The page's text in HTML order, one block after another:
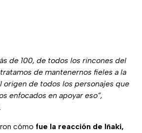
de 100, de todos los rincones del
de mantenernos fieles a la
origen de todos los personajes que
enfocados en apoyar eso”,
cómo fue la reacción de Iñaki,